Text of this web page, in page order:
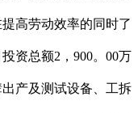
高劳动效率的同时了
资总额2，900。00万
产及测试设备、工拆